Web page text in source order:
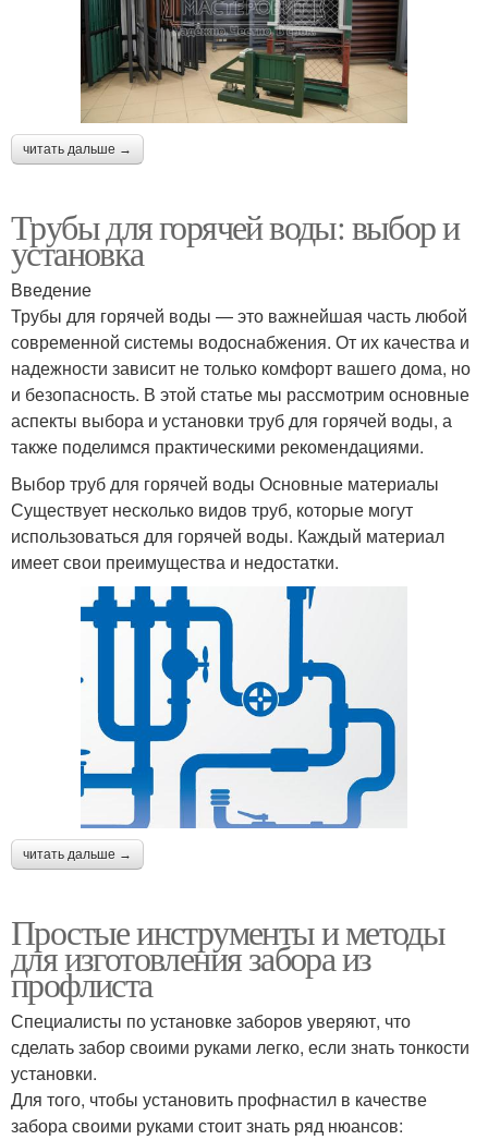
читать дальше →
Трубы для горячей воды: выбор и
установка
Введение
Трубы для горячей воды — это важнейшая часть любой
современной системы водоснабжения. От их качества и
надежности зависит не только комфорт вашего дома, но
и безопасность. В этой статье мы рассмотрим основные
аспекты выбора и установки труб для горячей воды, а
также поделимся практическими рекомендациями.
Выбор труб для горячей воды Основные материалы
Существует несколько видов труб, которые могут
использоваться для горячей воды. Каждый материал
имеет свои преимущества и недостатки.
читать дальше →
Простые инструменты и методы
для изготовления забора из
профлиста
Специалисты по установке заборов уверяют, что
сделать забор своими руками легко, если знать тонкости
установки.
Для того, чтобы установить профнастил в качестве
забора своими руками стоит знать ряд нюансов: